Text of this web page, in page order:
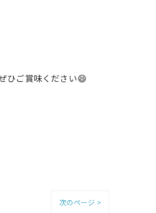
ひご賞味ください😄
次のページ >